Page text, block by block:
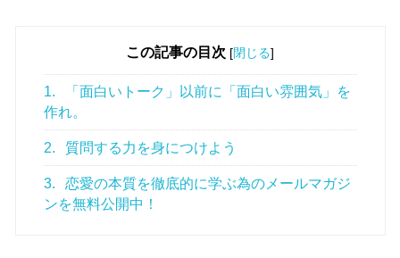
この記事の目次 [閉じる]
1.
「面白いトーク」以前に「面白い雰囲気」を
作れ。
2. 質問する力を身につけよう
3.
恋愛の本質を徹底的に学ぶ為のメールマガジ
ンを無料公開中！